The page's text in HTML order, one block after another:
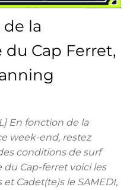
la
du Cap Ferret,
En fonction de la
week-end, restez
conditions de surf
du Cap-ferret voici les
Cadet(te)s le SAMEDI,